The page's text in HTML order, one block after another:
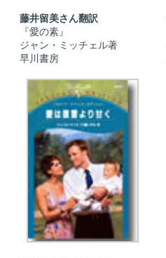
藤井留美さん翻訳
『愛の素』
ジャン・ミッチェル著
早川書房